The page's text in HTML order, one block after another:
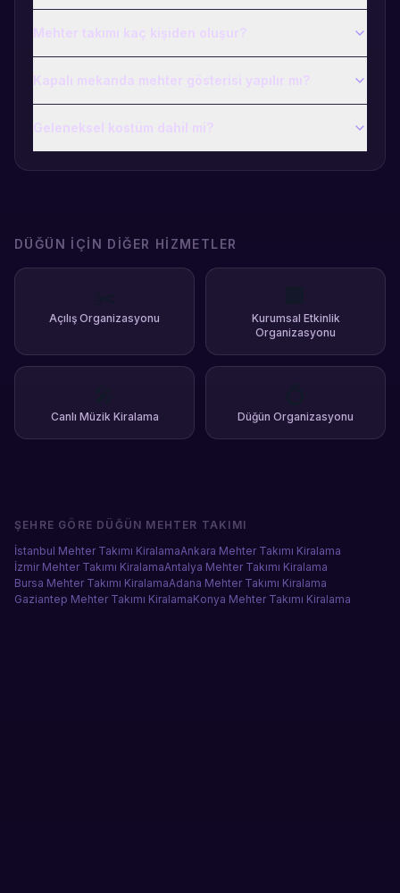
Mehter takımı kaç kişiden oluşur?
Kapalı mekanda mehter gösterisi yapılır mı?
Geleneksel kostüm dahil mi?
DÜĞÜN İÇIN DIĞER HIZMETLER
Açılış Organizasyonu
Kurumsal Etkinlik
Organizasyonu
Canlı Müzik Kiralama Düğün Organizasyonu
ŞEHRE GÖRE DÜĞÜN MEHTER TAKIMI
İstanbul Mehter Takımı KiralamaAnkara Mehter Takımı Kiralama
İzmir Mehter Takımı KiralamaAntalya Mehter Takımı Kiralama
Bursa Mehter Takımı KiralamaAdana Mehter Takımı Kiralama
Gaziantep Mehter Takımı KiralamaKonya Mehter Takımı Kiralama